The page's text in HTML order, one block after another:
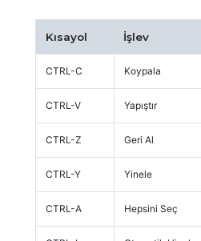
Kısayol İşlev
CTRL-C Koypala
CTRL-V Yapıştır
CTRL-Z Geri Al
CTRL-Y Yinele
CTRL-A Hepsini Seç